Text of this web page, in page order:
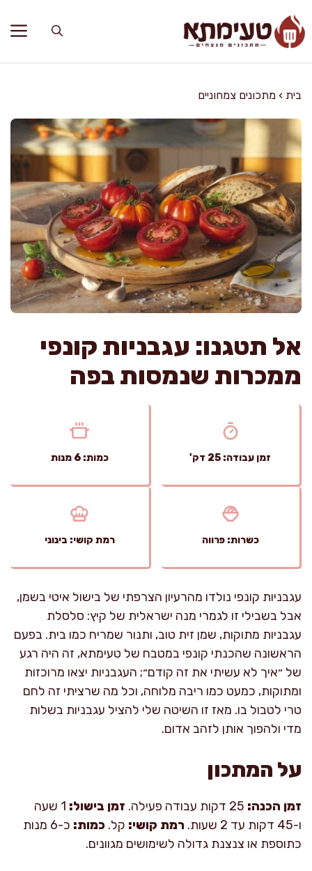
לתוכן
בית › מתכונים צמחוניים
אל תטגנו: עגבניות קונפי
ממכרות שנמסות בפה
זמן עבודה: 25 דק' כמות: 6 מנות
כשרות: פרווה רמת קושי: בינוני
עגבניות קונפי נולדו מהרעיון הצרפתי של בישול איטי בשמן,
אבל בשבילי זו לגמרי מנה ישראלית של קיץ: סלסלת
עגבניות מתוקות, שמן זית טוב, ותנור שמריח כמו בית. בפעם
הראשונה שהכנתי קונפי במטבח של טעימתא, זה היה רגע
של ״איך לא עשיתי את זה קודם״; העגבניות יצאו מרוכזות
ומתוקות, כמעט כמו ריבה מלוחה, וכל מה שרציתי זה לחם
טרי לטבול בו. מאז זו השיטה שלי להציל עגבניות בשלות
מדי ולהפוך אותן לזהב אדום.
על המתכון
זמן הכנה: זמן בישול:
1 שעה
ו-45 דקות עד 2 שעות.
רמת קושי: קל. כמות:
כ-6 מנות
כתוספת או צנצנת גדולה לשימושים מגוונים.